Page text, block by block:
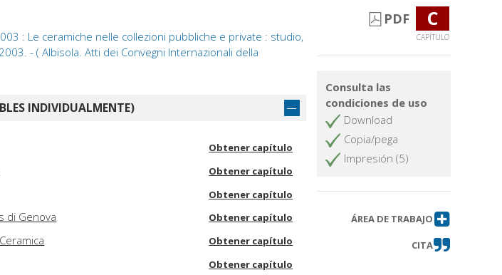
: Le ceramiche nelle collezioni pubbliche e private : studio,
- ( Albisola. Atti dei Convegni Internazionali della
INDIVIDUALMENTE)
Obtener capítulo
Obtener capítulo
Obtener capítulo
di Genova Obtener capítulo
Obtener capítulo
Obtener capítulo
PDF C
CAPÍTULO
Consulta las
condiciones de uso
Download
Copia/pega
Impresión (5)
ÁREA DE TRABAJO
CITA